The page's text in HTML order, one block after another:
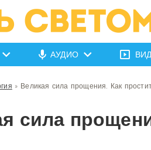
АУДИО
» Великая сила прощения. Как
сила